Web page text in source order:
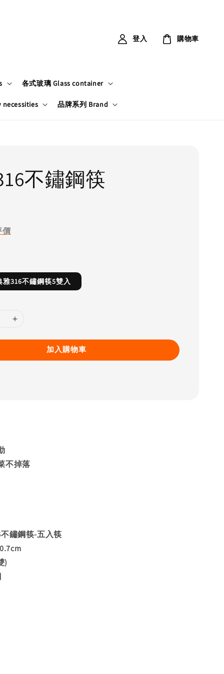
各式玻璃 Glass container
necessities 品牌系列 Brand
登入 購物車
不鏽鋼筷
價
雅316不鏽鋼筷5雙入
加入購物車
不掉落
不鏽鋼筷-五入筷
)